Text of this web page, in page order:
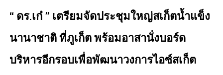
“ ดร.เก๋ ” เตรียมจัดประชุมใหญ่สเก็ตน้ำแข็ง
นานาชาติ ที่ภูเก็ต พร้อมอาสานั่งบอร์ด
บริหารอีกรอบเพื่อพัฒนาวงการไอซ์สเก็ต